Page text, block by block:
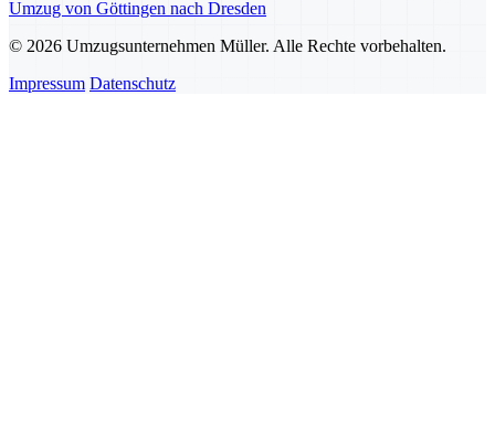
Umzug von Göttingen nach Dresden
© 2026 Umzugsunternehmen Müller. Alle Rechte vorbehalten.
Impressum Datenschutz